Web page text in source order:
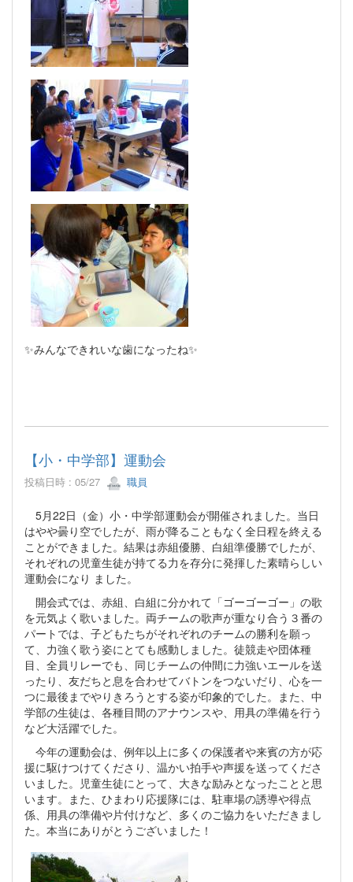
✨みんなできれいな歯になったね✨
【小・中学部】運動会
投稿日時 : 05/27 職員
5月22日（金）小・中学部運動会が開催されました。当日
はやや曇り空でしたが、雨が降ることもなく全日程を終える
ことができました。結果は赤組優勝、白組準優勝でしたが、
それぞれの児童生徒が持てる力を存分に発揮した素晴らしい
運動会になり ました。
開会式では、赤組、白組に分かれて「ゴーゴーゴー」の歌
を元気よく歌いました。両チームの歌声が重なり合う３番の
パートでは、子どもたちがそれぞれのチームの勝利を願っ
て、力強く歌う姿にとても感動しました。徒競走や団体種
目、全員リレーでも、同じチームの仲間に力強いエールを送
ったり、友だちと息を合わせてバトンをつないだり、心を一
つに最後までやりきろうとする姿が印象的でした。また、中
学部の生徒は、各種目間のアナウンスや、用具の準備を行う
など大活躍でした。
今年の運動会は、例年以上に多くの保護者や来賓の方が応
援に駆けつけてくださり、温かい拍手や声援を送ってくださ
いました。児童生徒にとって、大きな励みとなったことと思
います。また、ひまわり応援隊には、駐車場の誘導や得点
係、用具の準備や片付けなど、多くのご協力をいただきまし
た。本当にありがとうございました！